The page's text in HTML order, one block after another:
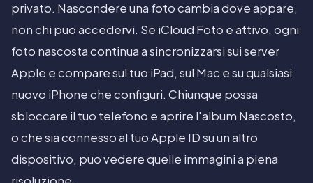
privato. Nascondere una foto cambia dove appare,
non chi puo accedervi. Se iCloud Foto e attivo, ogni
foto nascosta continua a sincronizzarsi sui server
Apple e compare sul tuo iPad, sul Mac e su qualsiasi
nuovo iPhone che configuri. Chiunque possa
sbloccare il tuo telefono e aprire l'album Nascosto,
o che sia connesso al tuo Apple ID su un altro
dispositivo, puo vedere quelle immagini a piena